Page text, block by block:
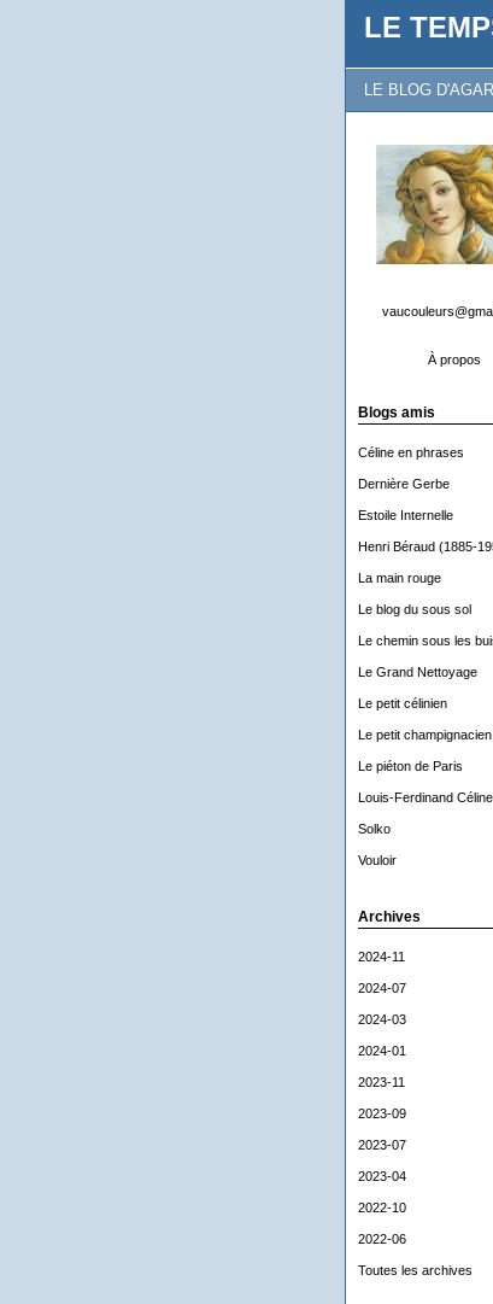
LE
LE BLOG
À propos
Blogs amis
Céline en phrases
Dernière Gerbe
Estoile Internelle
Henri Béraud (1885-
La main rouge
Le blog du sous sol
Le chemin sous les
Le Grand Nettoyage
Le petit célinien
Le petit
Le piéton de Paris
Louis-Ferdinand Céline
Solko
Vouloir
Archives
2024-11
2024-07
2024-03
2024-01
2023-11
2023-09
2023-07
2023-04
2022-10
2022-06
Toutes les archives